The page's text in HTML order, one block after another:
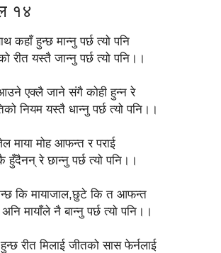
१४
कहाँ हुन्छ मान्नु पर्छ त्यो पनि
रीत यस्तै जान्नु पर्छ त्यो पनि।।
एक्लै जाने संगै कोही हुन्न रे
नियम यस्तै धान्नु पर्छ त्यो पनि।।
माया मोह आफन्त र पराई
हुँदैनन् रे छान्नु पर्छ त्यो पनि।।
कि मायाजाल,छुटे कि त आफन्त
मायाँले नै बान्नु पर्छ त्यो पनि।।
हुन्छ रीत मिलाई जीतको सास फेर्नलाई